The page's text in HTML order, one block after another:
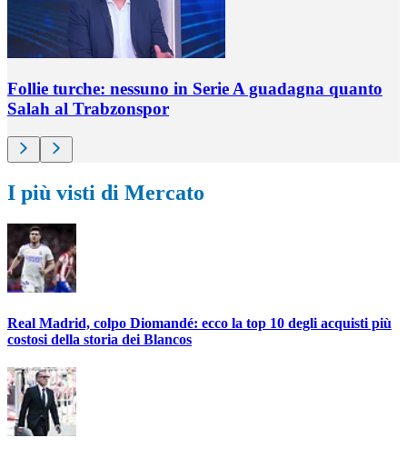
Follie turche: nessuno in Serie A guadagna quanto
Salah al Trabzonspor
I più visti di Mercato
Real Madrid, colpo Diomandé: ecco la top 10 degli acquisti più
costosi della storia dei Blancos